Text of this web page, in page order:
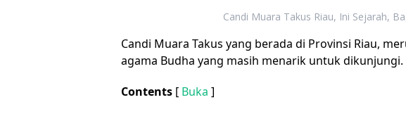
Candi Muara Takus Riau, Ini Sejarah,
Candi Muara Takus yang berada di Provinsi Riau,
agama Budha yang masih menarik untuk dikunjungi.
Contents [ Buka ]